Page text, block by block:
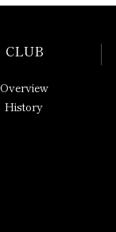
CLUB
Overview
History